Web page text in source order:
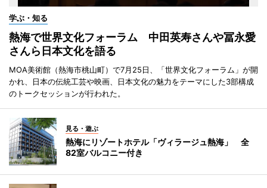
学ぶ・知る
熱海で世界文化フォーラム 中田英寿さんや冨永愛
さんら日本文化を語る
MOA美術館（熱海市桃山町）で7月25日、「世界文化フォーラム」が開
かれ、日本の伝統工芸や映画、日本文化の魅力をテーマにした3部構成
のトークセッションが行われた。
見る・遊ぶ
熱海にリゾートホテル「ヴィラージュ熱海」 全
82室バルコニー付き